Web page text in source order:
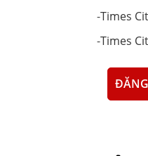
-Times
-Times